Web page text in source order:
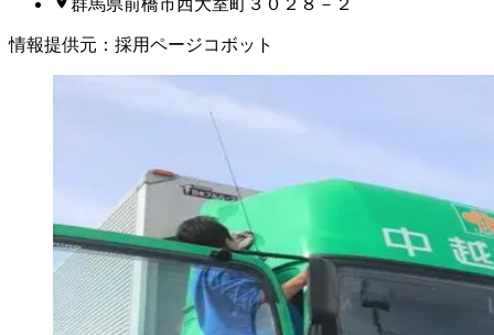
情報提供元 ： 採用ページコボット